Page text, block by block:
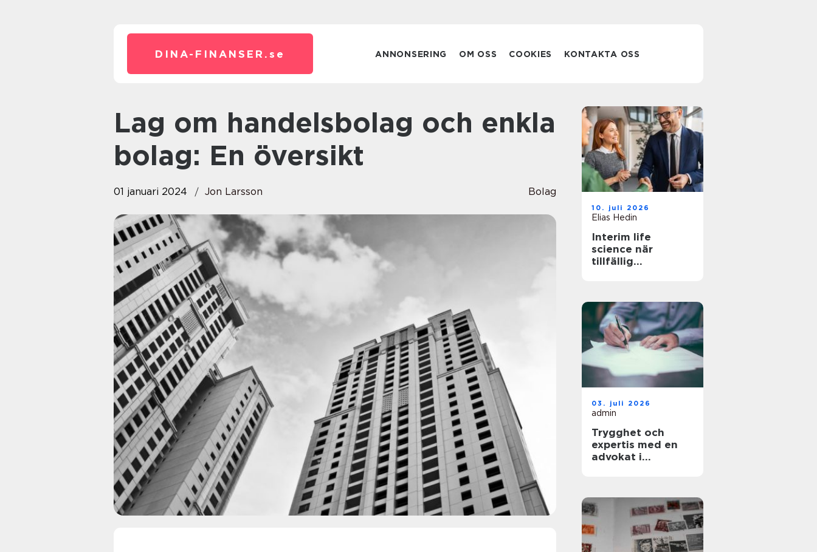
DINA-FINANSER. se ANNONSERING OM OSS COOKIES KONTAKTA OSS
Lag om handelsbolag och enkla
bolag: En översikt
01 januari 2024 Jon Larsson Bolag
10. juli 2026
Elias Hedin
Interim life
science när
tillfällig
03. juli 2026
admin
Trygghet och
expertis med en
advokat i